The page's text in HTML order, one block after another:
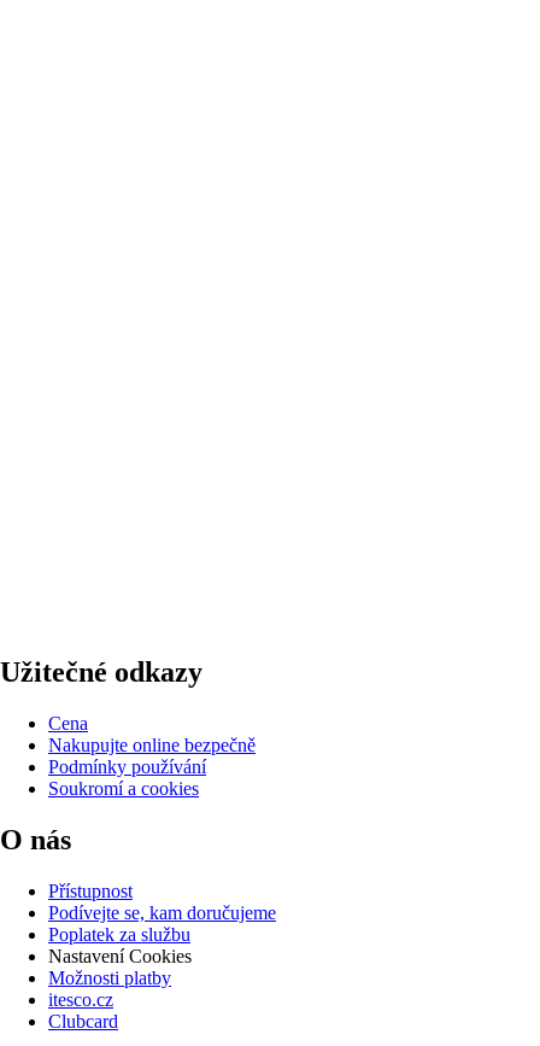
Užitečné odkazy
Cena
Nakupujte online bezpečně
Podmínky používání
Soukromí a cookies
O nás
Přístupnost
Podívejte se, kam doručujeme
Poplatek za službu
Nastavení Cookies
Možnosti platby
itesco.cz
Clubcard